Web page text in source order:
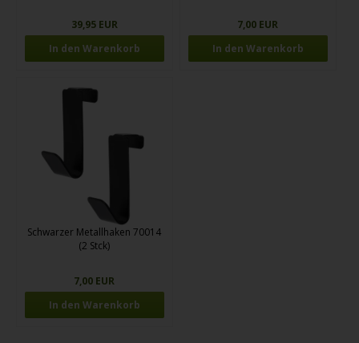
39,95 EUR 7,00 EUR
Schwarzer Metallhaken 70014
(2 Stck)
7,00 EUR